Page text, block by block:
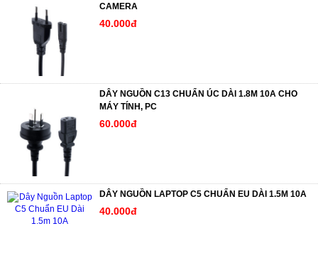
CAMERA
40.000đ
DÂY NGUỒN C13 CHUẨN ÚC DÀI 1.8M 10A CHO
MÁY TÍNH, PC
60.000đ
DÂY NGUỒN LAPTOP C5 CHUẨN EU DÀI 1.5M 10A
40.000đ